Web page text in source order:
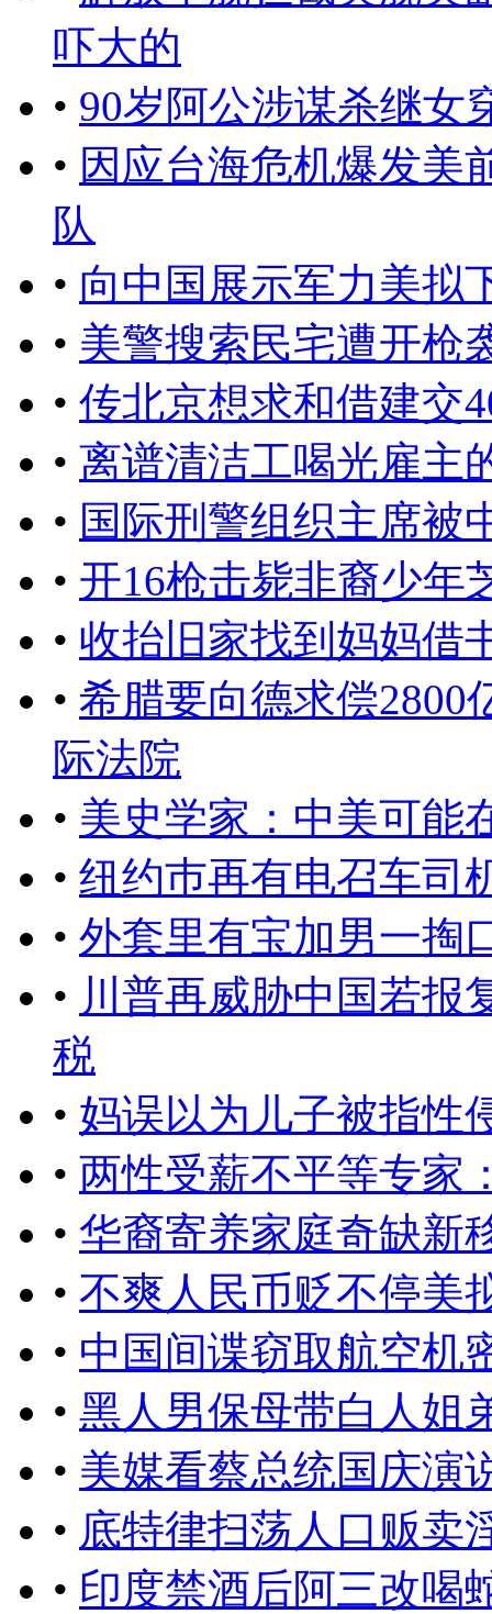
吓大的
• 90岁阿公涉谋杀继女
• 因应台海危机爆发美
队
• 向中国展示军力美拟
• 美警搜索民宅遭开枪
• 传北京想求和借建交
• 离谱清洁工喝光雇主
• 国际刑警组织主席被
• 开16枪击毙非裔少年
• 收抬旧家找到妈妈借
• 希腊要向德求偿2800
际法院
• 美史学家：中美可能
• 纽约巿再有电召车司
• 外套里有宝加男一掏
• 川普再威胁中国若报
税
• 妈误以为儿子被指性
• 两性受薪不平等专家
• 华裔寄养家庭奇缺新
• 不爽人民币贬不停美
• 中国间谍窃取航空机
• 黑人男保母带白人姐
• 美媒看蔡总统国庆演
• 底特律扫荡人口贩卖
• 印度禁酒后阿三改喝